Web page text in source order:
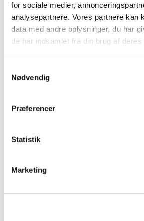
for sociale medier,
analysepartnere. Vores partnere kan
data med andre oplysninger, du har
de har indsamlet fra din brug af deres
Nødvendig
Præferencer
Statistik
Marketing
2024 (224)
2023 (195)
2022 (197)
2019 (159)
2017 (167)
2014 (44)
2012 (44)